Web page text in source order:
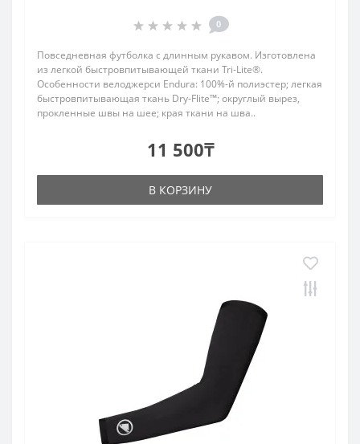
0
Повседневная футболка с длинным рукавом. Изготовлена
из легкой быстровпитывающей ткани Tri-Lite®.
Особенности велоджерси Endura: 100%-й полиэстер; легкая
быстровпитывающая ткань Dry-Flite™; округлый вырез,
прокленные швы на шее; края ткани на шва..
11 500₸
В КОРЗИНУ